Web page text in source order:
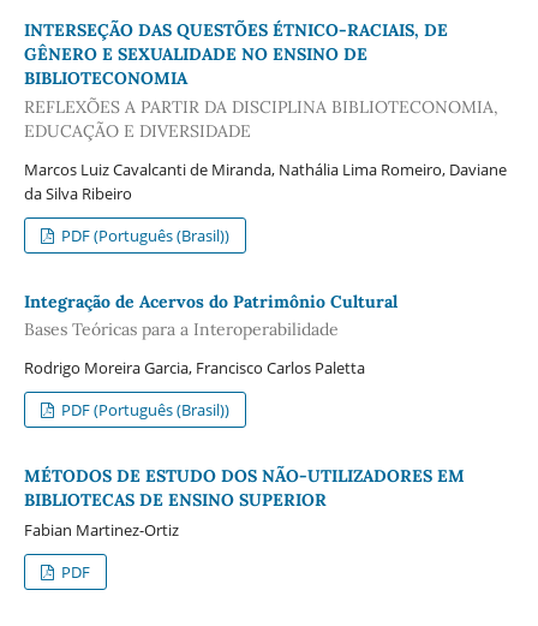
INTERSEÇÃO DAS QUESTÕES ÉTNICO-RACIAIS, DE
GÊNERO E SEXUALIDADE NO ENSINO DE
BIBLIOTECONOMIA
REFLEXÕES A PARTIR DA DISCIPLINA BIBLIOTECONOMIA,
EDUCAÇÃO E DIVERSIDADE
Marcos Luiz Cavalcanti de Miranda, Nathália Lima Romeiro, Daviane
da Silva Ribeiro
PDF (Português (Brasil))
Integração de Acervos do Patrimônio Cultural
Bases Teóricas para a Interoperabilidade
Rodrigo Moreira Garcia, Francisco Carlos Paletta
PDF (Português (Brasil))
MÉTODOS DE ESTUDO DOS NÃO-UTILIZADORES EM
BIBLIOTECAS DE ENSINO SUPERIOR
Fabian Martinez-Ortiz
PDF